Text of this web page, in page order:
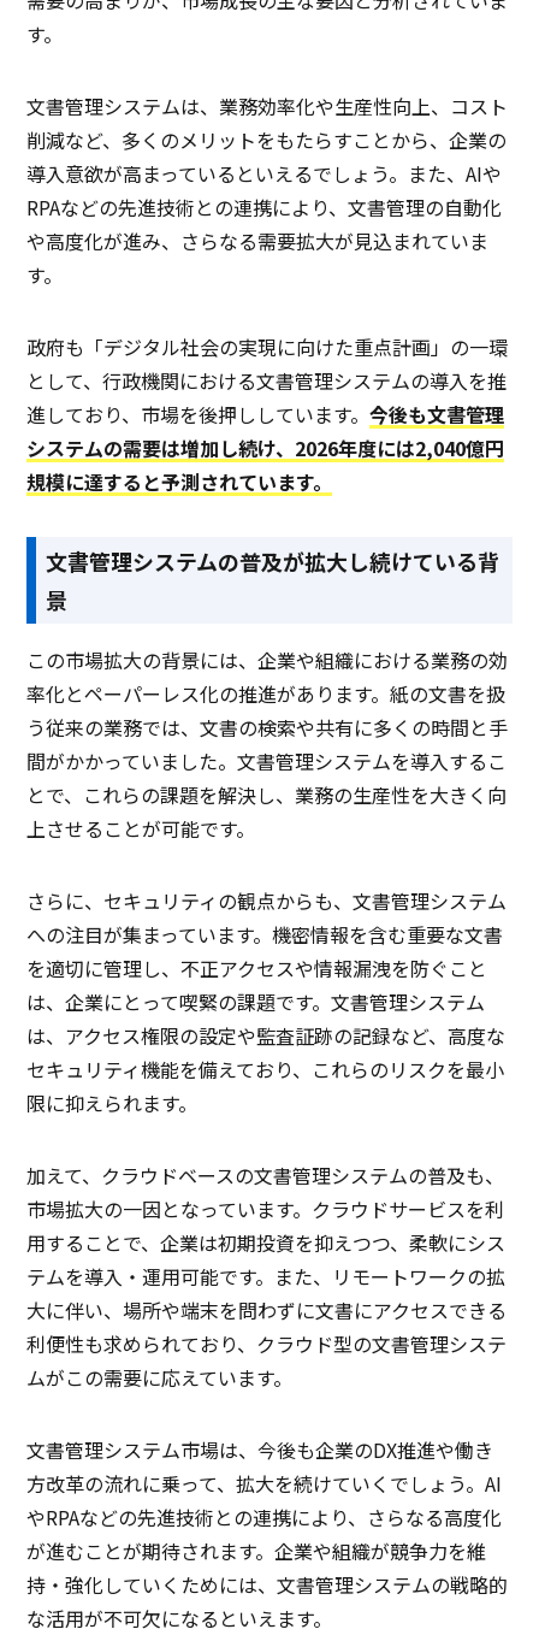
す。
文書管理システムは、業務効率化や生産性向上、コスト
削減など、多くのメリットをもたらすことから、企業の
導入意欲が高まっているといえるでしょう。また、AIや
RPAなどの先進技術との連携により、文書管理の自動化
や高度化が進み、さらなる需要拡大が見込まれていま
す。
政府も「デジタル社会の実現に向けた重点計画」の一環
として、行政機関における文書管理システムの導入を推
進しており、市場を後押ししています。今後も文書管理
システムの需要は増加し続け、2026年度には2,040億円
規模に達すると予測されています。
文書管理システムの普及が拡大し続けている背
景
この市場拡大の背景には、企業や組織における業務の効
率化とペーパーレス化の推進があります。紙の文書を扱
う従来の業務では、文書の検索や共有に多くの時間と手
間がかかっていました。文書管理システムを導入するこ
とで、これらの課題を解決し、業務の生産性を大きく向
上させることが可能です。
さらに、セキュリティの観点からも、文書管理システム
への注目が集まっています。機密情報を含む重要な文書
を適切に管理し、不正アクセスや情報漏洩を防ぐこと
は、企業にとって喫緊の課題です。文書管理システム
は、アクセス権限の設定や監査証跡の記録など、高度な
セキュリティ機能を備えており、これらのリスクを最小
限に抑えられます。
加えて、クラウドベースの文書管理システムの普及も、
市場拡大の一因となっています。クラウドサービスを利
用することで、企業は初期投資を抑えつつ、柔軟にシス
テムを導入・運用可能です。また、リモートワークの拡
大に伴い、場所や端末を問わずに文書にアクセスできる
利便性も求められており、クラウド型の文書管理システ
ムがこの需要に応えています。
文書管理システム市場は、今後も企業のDX推進や働き
方改革の流れに乗って、拡大を続けていくでしょう。AI
やRPAなどの先進技術との連携により、さらなる高度化
が進むことが期待されます。企業や組織が競争力を維
持・強化していくためには、文書管理システムの戦略的
な活用が不可欠になるといえます。